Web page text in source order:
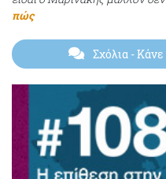
πώς
Σχόλια- Κάνε